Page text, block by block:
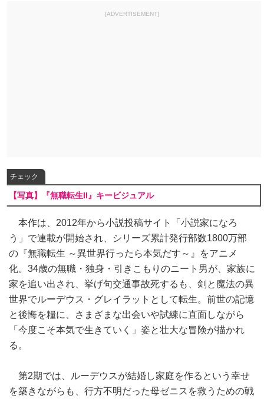
[ADVERTISEMENT]
チェック
【写真】『無職転生II』キービジュアル
本作は、2012年から小説投稿サイト「小説家になろ
う」で連載が開始され、シリーズ累計発行部数1800万部
の『無職転生 ～異世界行ったら本気だす～』をアニメ
化。34歳の無職・独身・引きこもりのニート男が、家族に
家を追い出され、挙げ句交通事故死するも、剣と魔法の異
世界でルーデウス・グレイラットとして転生。前世の記憶
と後悔を糧に、さまざまな出会いや試練に直面しながら
「今度こそ本気で生きていく」姿と壮大な冒険が描かれ
る。
第2期では、ルーデウスが結婚し家庭を作るという幸せ
を築きながらも、行方不明だった母ゼニスを救うための戦